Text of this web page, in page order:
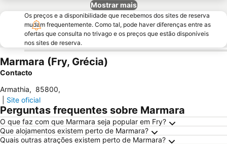
Mostrar mais
Os preços e a disponibilidade que recebemos dos sites de reserva
mudam frequentemente. Como tal, pode haver diferenças entre as
ofertas que consulta no trivago e os preços que estão disponíveis
nos sites de reserva.
Marmara (Fry, Grécia)
Contacto
Armathia, 85800,
Site oficial
Perguntas frequentes sobre Marmara
O que faz com que Marmara seja popular em Fry?
Que alojamentos existem perto de Marmara?
Quais outras atrações existem perto de Marmara?